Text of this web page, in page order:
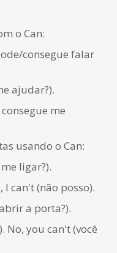
o Can:
consegue falar
ajudar?).
me
usando o Can:
ligar?).
I can't (não posso).
a porta?).
No, you can't (você